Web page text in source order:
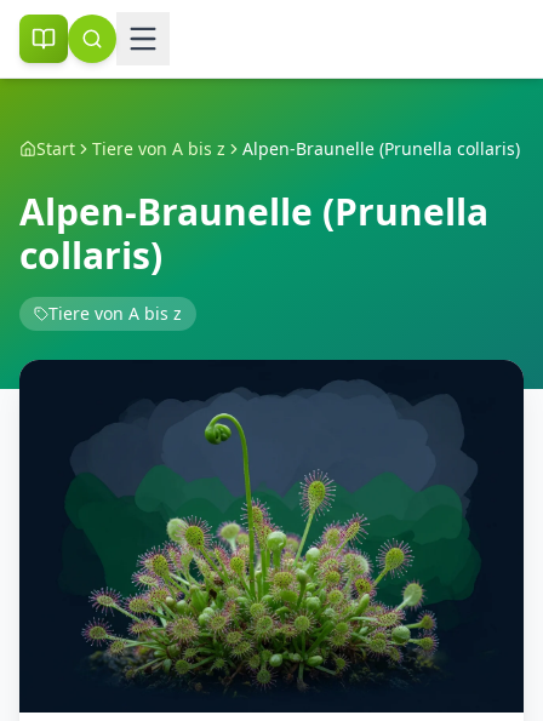
Start Tiere von A bis z Alpen-Braunelle (Prunella collaris)
Alpen-Braunelle (Prunella
collaris)
Tiere von A bis z